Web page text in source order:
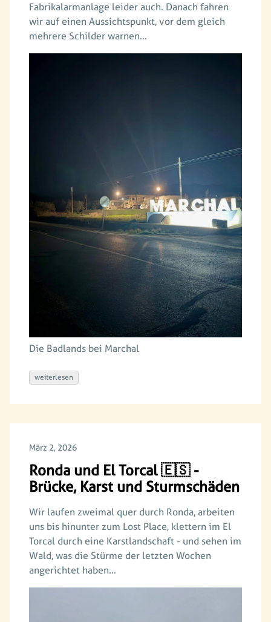
Fabrikalarmanlage leider auch. Danach fahren
wir auf einen Aussichtspunkt, vor dem gleich
mehrere Schilder warnen…
Die Badlands bei Marchal
weiterlesen
März 2, 2026
Ronda und El Torcal 🇪🇸 -
Brücke, Karst und Sturmschäden
Wir laufen zweimal quer durch Ronda, arbeiten
uns bis hinunter zum Lost Place, klettern im El
Torcal durch eine Karstlandschaft - und sehen im
Wald, was die Stürme der letzten Wochen
angerichtet haben…